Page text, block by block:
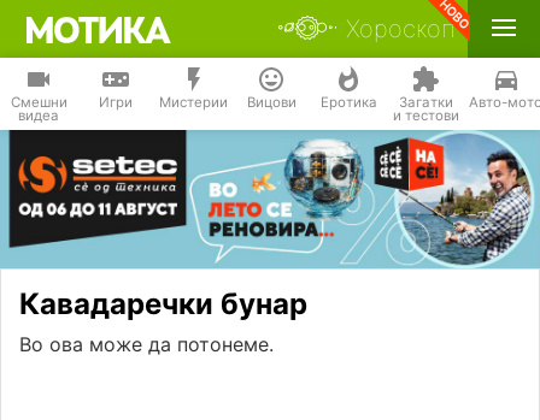
Хороскоп
Смешни
видеа
Игри Мистерии Вицови Еротика Загатки
и тестови
Авто-
Кавадаречки бунар
Во ова може да потонеме.